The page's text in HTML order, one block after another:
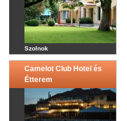
Szolnok
Camelot Club Hotel és
Étterem